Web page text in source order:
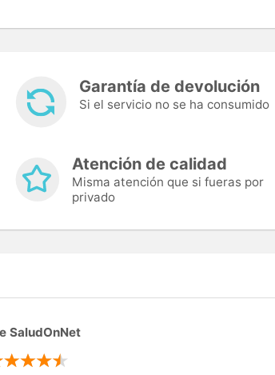
Garantía de devolución
Si el servicio no se ha consumido
Atención de calidad
Misma atención que si fueras por
privado
SaludOnNet